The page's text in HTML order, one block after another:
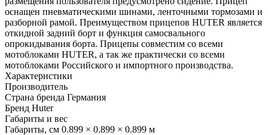
оснащен пневматическими шинами, ленточными тормозами и
разборной рамой. Преимуществом прицепов HUTER является
откидной задний борт и функция самосвального
опрокидывания борта. Прицепы совместим со всеми
мотоблоками HUTER, а так же практически со всеми
мотоблоками Российского и импортного производства.
Характеристики
Производитель
Страна бренда Германия
Бренд Huter
Габариты и вес
Габариты, см 0.899 × 0.899 × 0.899 м